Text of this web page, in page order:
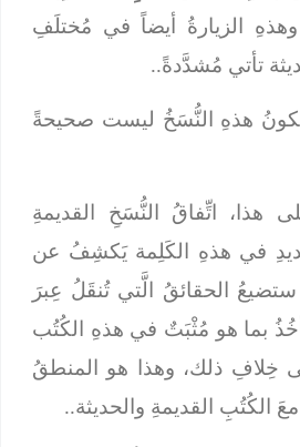
الزيارةُ أيضاً في مُختلَفِ
تأتي مُشدَّدةً..
هذهِ النُّسَخُ ليست صحيحةً
هذا، اتِّفاقُ النُّسَخِ القديمةِ
في هذهِ الكَلِمة يَكشِفُ عن
الحقائقُ الَّتي تُنقَلُ عِبرَ
بما هو مُثْبَتٌ في هذهِ الكُتُب
خِلافِ ذلك، وهذا هو المنطقُ
الكُتُبِ القديمةِ والحديثة..